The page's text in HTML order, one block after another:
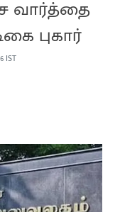
வார்த்தை
புகார்
IST